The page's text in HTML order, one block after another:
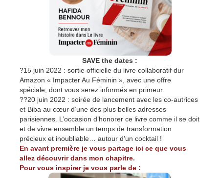
SAVE the dates :
?15 juin 2022 : sortie officielle du livre collaboratif dur
Amazon « Impacter Au Féminin », avec une offre
spéciale, dont vous serez informés en primeur.
??20 juin 2022 : soirée de lancement avec les co-autrices
et Biba au cœur d’une des plus belles adresses
parisiennes. L’occasion d’honorer ce livre comme il se doit
et de vivre ensemble un temps de transformation
précieux et inoubliable… autour d’un cocktail !
En avant première je vous partage ici ce que vous
allez découvrir dans mon chapitre.
Pour vous inspirer je vous parle de :